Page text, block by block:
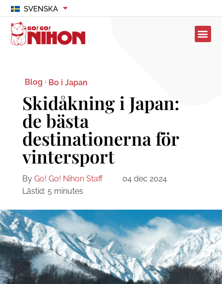
SVENSKA
Blog · Bo i Japan
Skidåkning i Japan:
de bästa
destinationerna för
vintersport
By Go! Go! Nihon Staff
04 dec 2024
Lästid: 5 minutes